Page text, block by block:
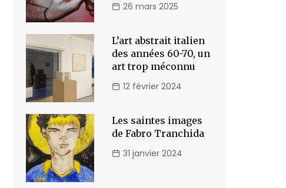
26 mars 2025
L’art abstrait italien
des années 60-70, un
art trop méconnu
12 février 2024
Les saintes images
de Fabro Tranchida
31 janvier 2024